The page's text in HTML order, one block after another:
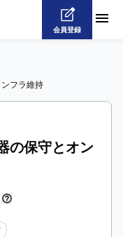
会員登録
フラ維持
の保守とオン